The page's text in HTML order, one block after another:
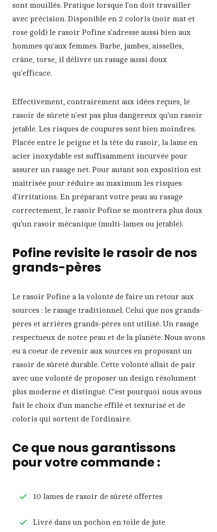
sont mouillés. Pratique lorsque l’on doit travailler
avec précision. Disponible en 2 coloris (noir mat et
rose gold) le rasoir Pofine s’adresse aussi bien aux
hommes qu’aux femmes. Barbe, jambes, aisselles,
crâne, torse, il délivre un rasage aussi doux
qu’efficace.
Effectivement, contrairement aux idées reçues, le
rasoir de sûreté n’est pas plus dangereux qu’un rasoir
jetable. Les risques de coupures sont bien moindres.
Placée entre le peigne et la tête du rasoir, la lame en
acier inoxydable est suffisamment incurvée pour
assurer un rasage net. Pour autant son exposition est
maîtrisée pour réduire au maximum les risques
d’irritations. En préparant votre peau au rasage
correctement, le rasoir Pofine se montrera plus doux
qu’un rasoir mécanique (multi-lames ou jetable).
Pofine revisite le rasoir de nos
grands-pères
Le rasoir Pofine a la volonté de faire un retour aux
sources : le rasage traditionnel. Celui que nos grands-
pères et arrières grands-pères ont utilisé. Un rasage
respectueux de notre peau et de la planète. Nous avons
eu à coeur de revenir aux sources en proposant un
rasoir de sûreté durable. Cette volonté allait de pair
avec une volonté de proposer un design résolument
plus moderne et distingué. C’est pourquoi nous avons
fait le choix d’un manche effilé et texturisé et de
coloris qui sortent de l’ordinaire.
Ce que nous garantissons
pour votre commande :
10 lames de rasoir de sûreté offertes
Livré dans un pochon en toile de jute